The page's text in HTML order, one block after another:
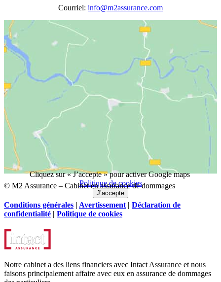
Courriel: info@m2assurance.com
Cliquez sur « J’accepte » pour activer Google maps
Politique de cookies
J’accepte
© M2 Assurance – Cabinet en assurance de dommages
Conditions générales | Avertissement | Déclaration de
confidentialité | Politique de cookies
Notre cabinet a des liens financiers avec Intact Assurance et nous
faisons principalement affaire avec eux en assurance de dommages